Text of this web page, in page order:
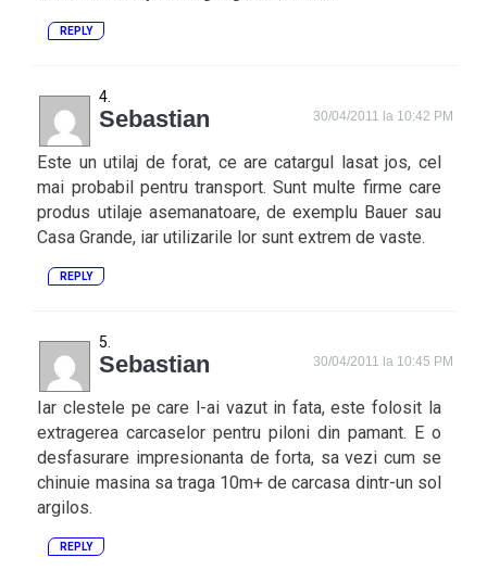
REPLY
Sebastian 30/04/2011 la 10:42 PM
Este un utilaj de forat, ce are catargul lasat jos, cel
mai probabil pentru transport. Sunt multe firme care
produs utilaje asemanatoare, de exemplu Bauer sau
Casa Grande, iar utilizarile lor sunt extrem de vaste.
REPLY
Sebastian 30/04/2011 la 10:45 PM
Iar clestele pe care l-ai vazut in fata, este folosit la
extragerea carcaselor pentru piloni din pamant. E o
desfasurare impresionanta de forta, sa vezi cum se
chinuie masina sa traga 10m+ de carcasa dintr-un sol
argilos.
REPLY